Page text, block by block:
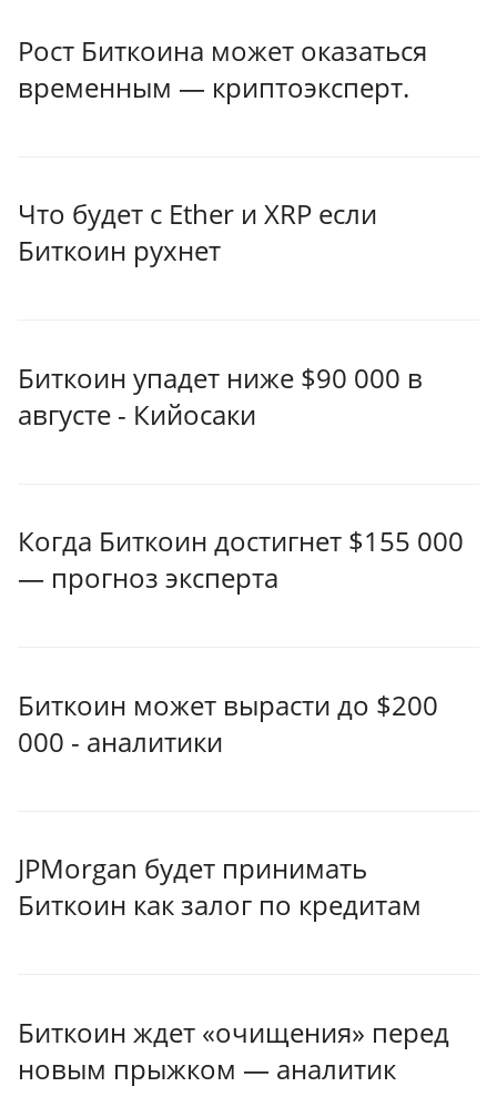
Рост Биткоина может оказаться
временным — криптоэксперт.
Что будет с Ether и XRP если
Биткоин рухнет
Биткоин упадет ниже $90 000 в
августе - Кийосаки
Когда Биткоин достигнет $155 000
— прогноз эксперта
Биткоин может вырасти до $200
000 - аналитики
JPMorgan будет принимать
Биткоин как залог по кредитам
Биткоин ждет «очищения» перед
новым прыжком — аналитик